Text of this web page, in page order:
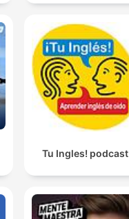
Tu Ingles! podcast